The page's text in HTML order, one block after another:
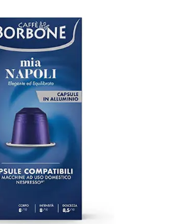
in Alluminio Caffè
con tutte le
Marchio Nespresso ®
Mia Napoli BLU